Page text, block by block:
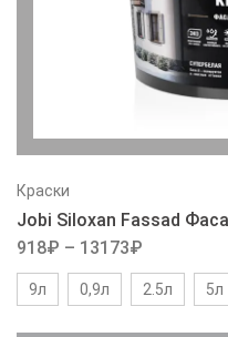
Краски
Jobi Siloxan Fassad
918₽ – 13173₽
9л 0,9л 2.5л 5л